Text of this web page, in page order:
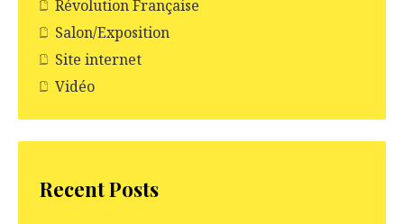
Révolution Française
Salon/Exposition
Site internet
Vidéo
Recent Posts